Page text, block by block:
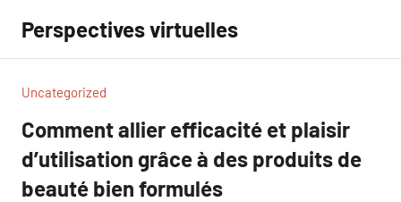
contenu
Perspectives virtuelles
Uncategorized
Comment allier efficacité et plaisir
d’utilisation grâce à des produits de
beauté bien formulés